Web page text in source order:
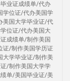
业证成绩单/代办
学位证/代办美国学
美国大学毕业证/代
位证/代办美国大
成绩单/制作美国
证/制作美国学历证
大学毕业证/制作美
/制作美国大学学
单/美国毕业证/美